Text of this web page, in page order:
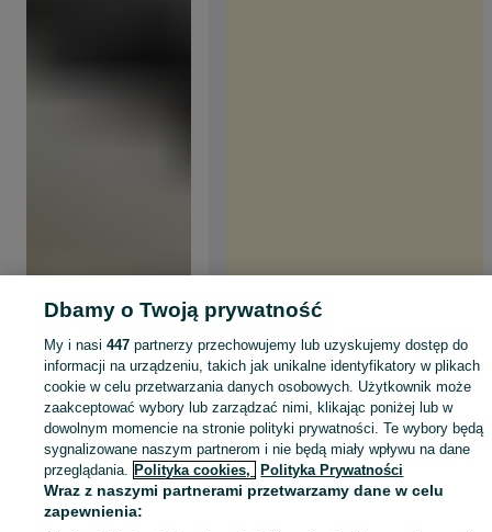
Dbamy o Twoją prywatność
My i nasi447 partnerzy przechowujemy lub uzyskujemy dostęp do
informacji na urządzeniu, takich jak unikalne identyfikatory w plikach
cookie w celu przetwarzania danych osobowych. Użytkownik może
zaakceptować wybory lub zarządzać nimi, klikając poniżej lub w
dowolnym momencie na stronie polityki prywatności. Te wybory będą
sygnalizowane naszym partnerom i nie będą miały wpływu na dane
przeglądania. Polityka cookies, Polityka Prywatności
Wraz z naszymi partnerami przetwarzamy dane w celu
zapewnienia: